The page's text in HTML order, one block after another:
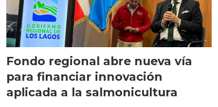
Fondo regional abre nueva vía
para financiar innovación
aplicada a la salmonicultura